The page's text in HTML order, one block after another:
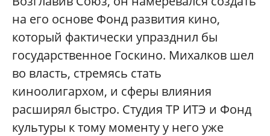
на его основе Фонд развития кино,
который фактически упразднил бы
государственное Госкино. Михалков шел
во власть, стремясь стать
киноолигархом, и сферы влияния
расширял быстро. Студия ТР ИТЭ и Фонд
культуры к тому моменту у него уже